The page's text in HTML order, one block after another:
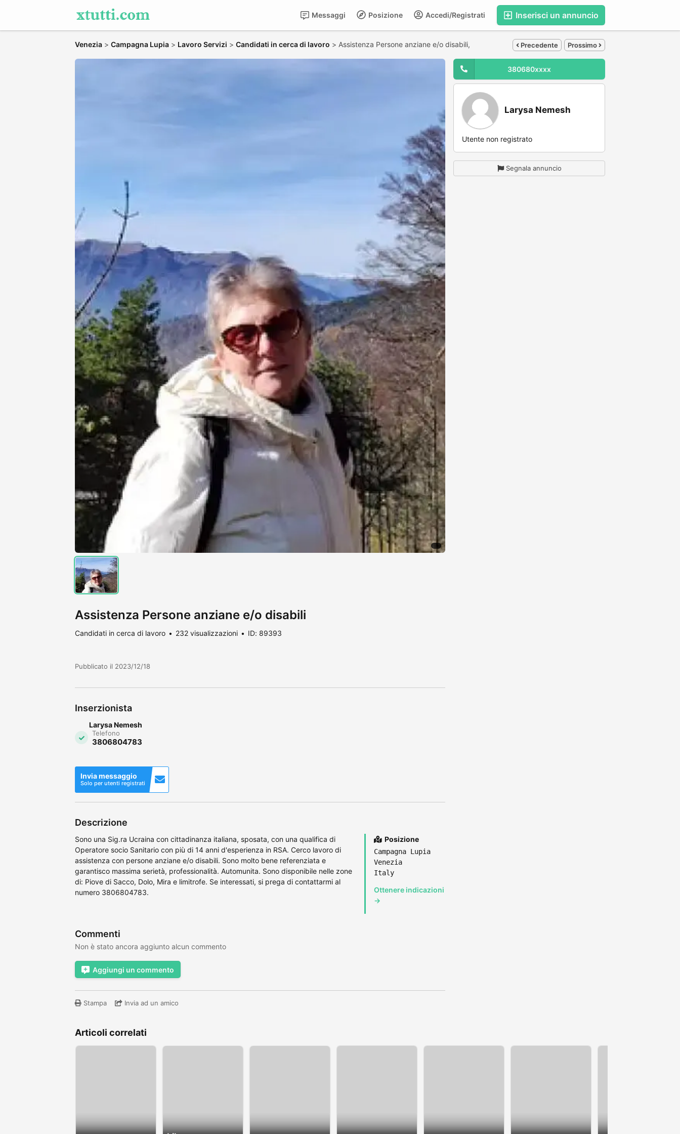
Inserisci un annuncio
Accedi/Registrati
Posizione
Messaggi
Venezia > Campagna Lupia > Lavoro Servizi > Candidati in cerca di lavoro > Assistenza Persone anziane e/o disabili, Precedente Prossimo
Assistenza Persone anziane e/o disabili
Candidati in cerca di lavoro 232 visualizzazioni ID: 89393
Pubblicato il 2023/12/18
Inserzionista
Larysa Nemesh
Telefono
3806804783
Invia messaggio
Solo per utenti registrati
Descrizione
Sono una Sig.ra Ucraina con cittadinanza italiana, sposata, con una qualifica di
Operatore socio Sanitario con più di 14 anni d'esperienza in RSA. Cerco lavoro di
assistenza con persone anziane e/o disabili. Sono molto bene referenziata e
garantisco massima serietà, professionalità. Automunita. Sono disponibile nelle zone
di: Piove di Sacco, Dolo, Mira e limitrofe. Se interessati, si prega di contattarmi al
numero 3806804783.
Posizione
Campagna Lupia
Venezia
Italy
Ottenere indicazioni
→
Commenti
Non è stato ancora aggiunto alcun commento
Aggiungi un commento
Stampa Invia ad un amico
380680xxxx
Larysa Nemesh
Utente non registrato
Segnala annuncio
Articoli correlati